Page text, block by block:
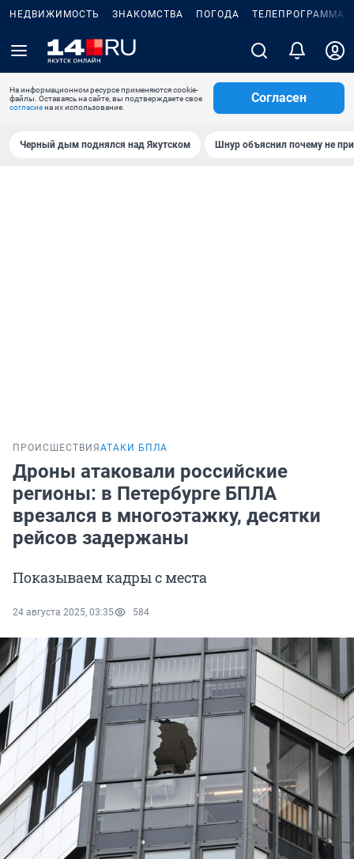
НЕДВИЖИМОСТЬ ЗНАКОМСТВА ПОГОДА ТЕЛЕПРОГРАММА
На информационном ресурсе применяются cookie-
файлы. Оставаясь на сайте, вы подтверждаете свое
согласиена их использование.
Согласен
Черный дым поднялся над Якутском Шнур объяснил почему не
ПРОИСШЕСТВИЯ АТАКИ БПЛА
Дроны атаковали российские
регионы: в Петербурге БПЛА
врезался в многоэтажку, десятки
рейсов задержаны
Показываем кадры с места
24 августа 2025, 03:35 584